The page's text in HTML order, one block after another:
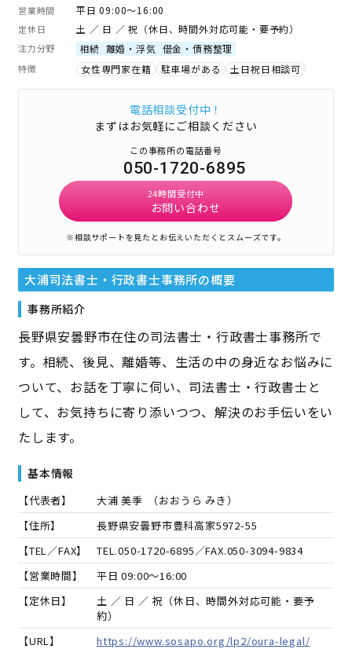
営業時間 平日 09:00～16:00
定休日 土 ／ 日 ／ 祝（休日、時間外対応可能・要予約）
注力分野 相続 離婚・浮気 借金・債務整理
特徴 女性専門家在籍 駐車場がある 土日祝日相談可
電話相談受付中！
まずはお気軽にご相談ください
この事務所の電話番号
050-1720-6895
24時間受付中
お問い合わせ
※相談サポートを見たとお伝えいただくとスムーズです。
大浦司法書士・行政書士事務所の概要
事務所紹介
長野県安曇野市在住の司法書士・行政書士事務所で
す。相続、後見、離婚等、生活の中の身近なお悩みに
ついて、お話を丁寧に伺い、司法書士・行政書士と
して、お気持ちに寄り添いつつ、解決のお手伝いをい
たします。
基本情報
【代表者】 大浦 美季 （おおうら みき）
【住所】
長野県安曇野市豊科高家5972-55
【TEL／FAX】
TEL.050-1720-6895 ／FAX.050-3094-9834
【営業時間】
平日 09:00～16:00
【定休日】
土 ／ 日 ／ 祝（休日、時間外対応可能・要予
約）
【URL】
https://www.sosapo.org/lp2/oura-legal/